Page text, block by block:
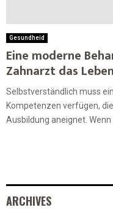
Gesundheid
Eine moderne
Zahnarzt das
Selbstverständlich muss
Kompetenzen verfügen,
Ausbildung aneignet.
ARCHIVES